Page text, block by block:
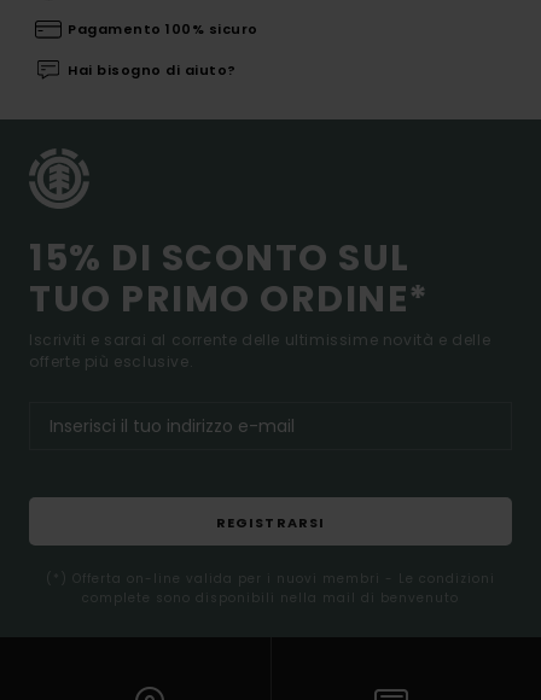
Pagamento 100% sicuro
Hai bisogno di aiuto?
15% DI SCONTO SUL
TUO PRIMO ORDINE*
Iscriviti e sarai al corrente delle ultimissime novità e delle
offerte più esclusive.
REGISTRARSI
(*) Offerta on-line valida per i nuovi membri - Le condizioni
complete sono disponibili nella mail di benvenuto